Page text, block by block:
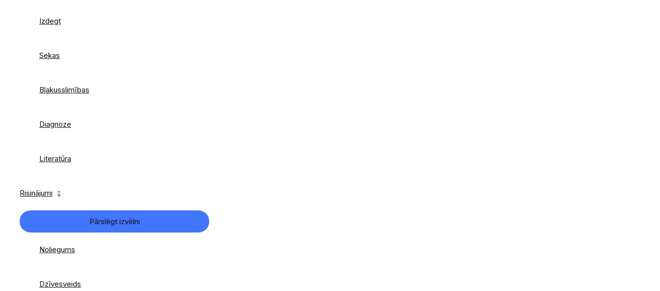
Izdegt
Sekas
Blakusslimības
Diagnoze
Literatūra
Risinājumi
Pārslēgt izvēlni
Noliegums
Dzīvesveids